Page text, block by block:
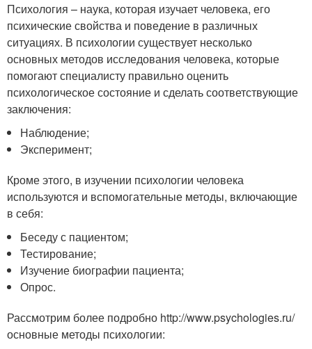
Психология – наука, которая изучает человека, его
психические свойства и поведение в различных
ситуациях. В психологии существует несколько
основных методов исследования человека, которые
помогают специалисту правильно оценить
психологическое состояние и сделать соответствующие
заключения:
Наблюдение;
Эксперимент;
Кроме этого, в изучении психологии человека
используются и вспомогательные методы, включающие
в себя:
Беседу с пациентом;
Тестирование;
Изучение биографии пациента;
Опрос.
Рассмотрим более подробно http://www.psychologies.ru/
основные методы психологии: